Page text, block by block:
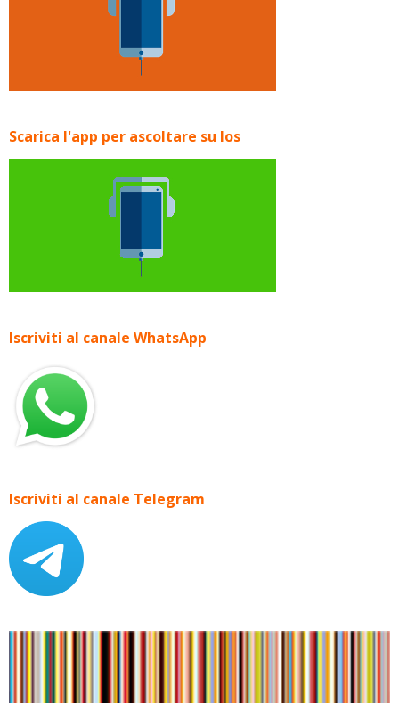
Scarica l'app per ascoltare su Ios
Iscriviti al canale WhatsApp
Iscriviti al canale Telegram